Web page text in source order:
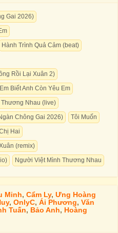
Gai 2026)
Hành Trình Quả Cảm (beat)
Rồi Lại Xuân 2)
Biết Anh Còn Yêu Em
Nhau (live)
Chông Gai 2026)
Tôi Muốn
Hai
(remix)
Người Việt Mình Thương Nhau
Minh, Cẩm Ly, Ưng Hoàng
, OnlyC, Ái Phương, Văn
Tuấn, Bảo Anh, Hoàng